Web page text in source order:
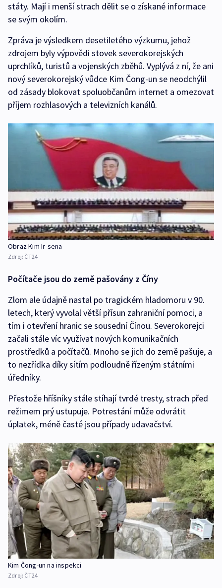
státy. Mají i menší strach dělit se o získané informace
se svým okolím.
Zpráva je výsledkem desetiletého výzkumu, jehož
zdrojem byly výpovědi stovek severokorejských
uprchlíků, turistů a vojenských zběhů. Vyplývá z ní, že ani
nový severokorejský vůdce Kim Čong-un se neodchýlil
od zásady blokovat spoluobčanům internet a omezovat
příjem rozhlasových a televizních kanálů.
Obraz Kim Ir-sena
Zdroj: ČT24
Počítače jsou do země pašovány z Číny
Zlom ale údajně nastal po tragickém hladomoru v 90.
letech, který vyvolal větší přísun zahraniční pomoci, a
tím i otevření hranic se sousední Čínou. Severokorejci
začali stále víc využívat nových komunikačních
prostředků a počítačů. Mnoho se jich do země pašuje, a
to nezřídka díky sítím podloudně řízeným státními
úředníky.
Přestože hříšníky stále stíhají tvrdé tresty, strach před
režimem prý ustupuje. Potrestání může odvrátit
úplatek, méně časté jsou případy udavačství.
Kim Čong-un na inspekci
Zdroj: ČT24